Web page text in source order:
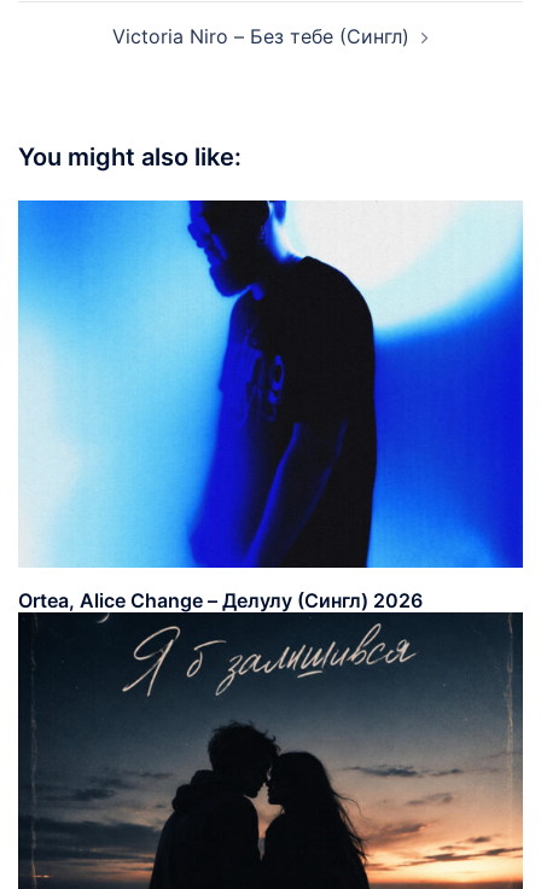
Victoria Niro – Без тебе (Сингл)
You might also like:
Ortea, Alice Change – Делулу (Сингл) 2026